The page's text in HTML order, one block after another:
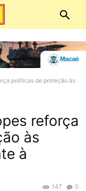
políticas de proteção às
reforça
às
à
0
147